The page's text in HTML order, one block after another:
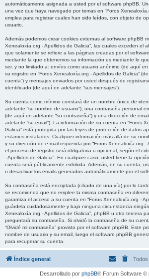
automáticamente asignada a usted por el software phpBB.
una vez que haya navegado por temas en “Foros
emplea para registrar cuales han sido leídos, con objeto de
usuario.
Además podemos crear cookies externas al software phpBB
Xenealoxía.org - Apellidos de Galicia”, las cuales exceden el
que solamente se refiere a las páginas creadas por el
mediante la que obtenemos su información es mediante lo
ser, y no limitado a: envíos como usuario anónimo (de aquí en
su registro en “Foros Xenealoxía.org - Apellidos de Galicia”
cuenta”) y mensajes enviados por usted después de
identificado (de aquí en adelante “sus mensajes”).
Su cuenta como mínimo constará de un nombre único de
adelante “su nombre de usuario”), una contraseña personal
(de aquí en adelante “su contraseña”) y una dirección de
adelante “su email”). La información de su cuenta en “Foros
Galicia” está protegida por las leyes de protección de datos
estamos instalados. Cualquier información más allá de su
y su dirección de e-mail requerida por “Foros Xenealoxía.org -
el proceso de registro será obligatoria u opcional, según el
- Apellidos de Galicia”. En cualquier caso, usted tiene la
cuenta será públicamente exhibida. Además, en su cuenta,
o desactivar los emails generados automáticamente por el
Su contraseña está encriptada (cifrado de una vía) por lo
se recomienda que no emplee la misma contraseña en
garantiza el acceso a su cuenta en “Foros Xenealoxía.org -
guárdela cuidadosamente y bajo ninguna circunstancia ningún
Xenealoxía.org - Apellidos de Galicia”, phpBB u otra tercera
preguntará su contraseña. Si olvidó la contraseña de su
“Olvidé mi contraseña” provisto por el software phpBB. Este
nombre de usuario y su email, luego el software phpBB
para recuperar su cuenta.
Índice general
Desarrollado por phpBB® Forum Software ©